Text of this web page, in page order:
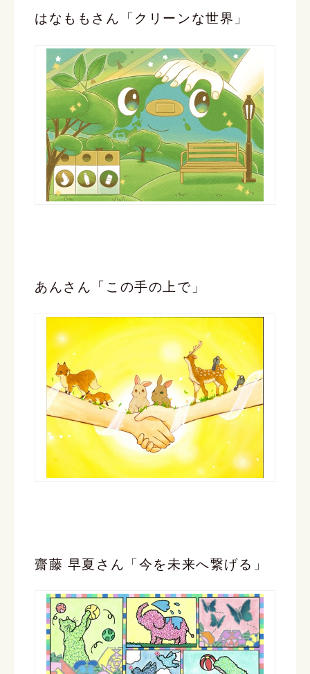
はなももさん「クリーンな世界」
あんさん「この手の上で」
齋藤 早夏さん「今を未来へ繋げる」